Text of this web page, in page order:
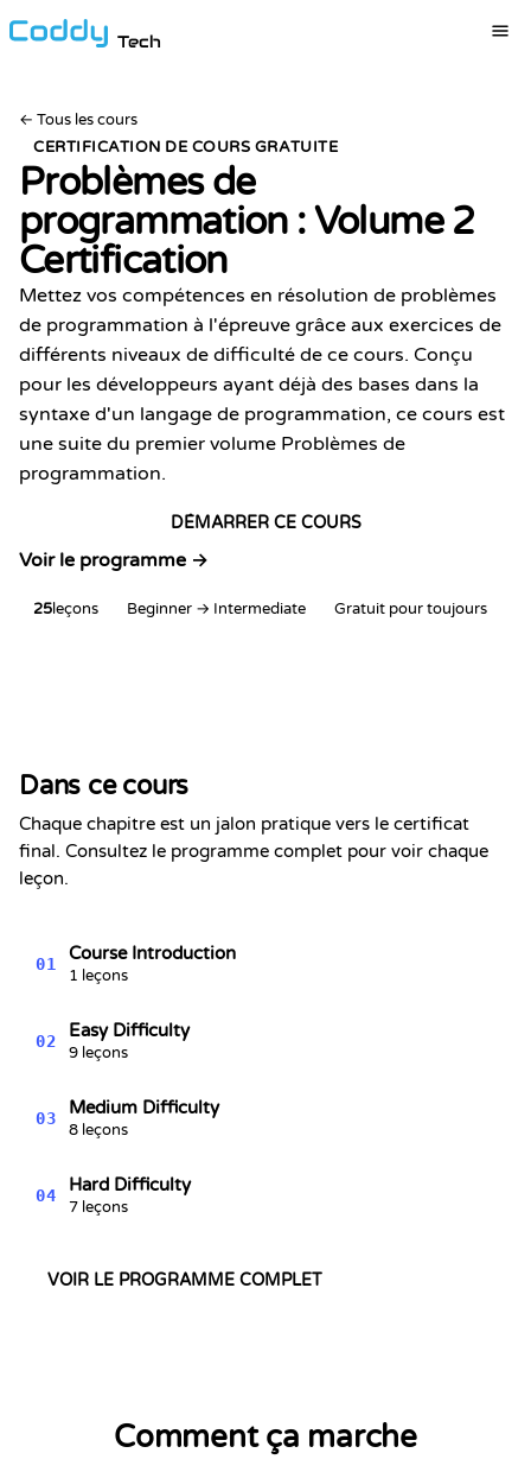
Tech
← Tous les cours
CERTIFICATION DE COURS GRATUITE
Problèmes de
programmation : Volume 2
Certification
Mettez vos compétences en résolution de problèmes
de programmation à l'épreuve grâce aux exercices de
différents niveaux de difficulté de ce cours. Conçu
pour les développeurs ayant déjà des bases dans la
syntaxe d'un langage de programmation, ce cours est
une suite du premier volume Problèmes de
programmation.
DÉMARRER CE COURS
Voir le programme →
25leçons Beginner → Intermediate Gratuit pour toujours
Problèmes de programmation :
Kevin Spektor
Kevin
8/9/2026
Dans ce cours
Chaque chapitre est un jalon pratique vers le certificat
final. Consultez le programme complet pour voir chaque
leçon.
01
Course Introduction
1 leçons
02
Easy Difficulty
9 leçons
03
Medium Difficulty
8 leçons
04
Hard Difficulty
7 leçons
VOIR LE PROGRAMME COMPLET
Comment ça marche